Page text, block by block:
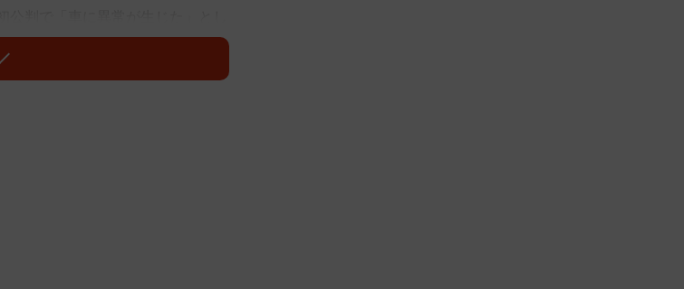
ている中、元神奈川県警刑事で犯
対し、飯塚被告が仮に実刑を受け